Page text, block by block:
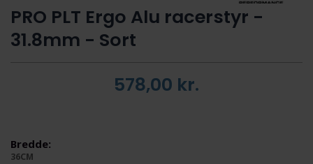
PRO PLT Ergo Alu racerstyr -
31.8mm - Sort
578,00 kr.
Bredde:
36CM